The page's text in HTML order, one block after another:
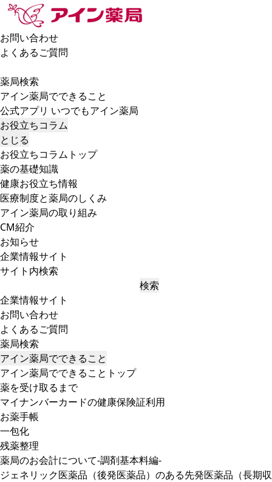
お問い合わせ
よくあるご質問
薬局検索
アイン薬局でできること
公式アプリ いつでもアイン薬局
お役立ちコラム
とじる
お役立ちコラムトップ
薬の基礎知識
健康お役立ち情報
医療制度と薬局のしくみ
アイン薬局の取り組み
CM紹介
お知らせ
企業情報サイト
サイト内検索
検索
企業情報サイト
お問い合わせ
よくあるご質問
薬局検索
アイン薬局でできること
アイン薬局でできることトップ
薬を受け取るまで
マイナンバーカードの健康保険証利用
お薬手帳
一包化
残薬整理
薬局のお会計について-調剤基本料編-
ジェネリック医薬品（後発医薬品）のある先発医薬品（長期収